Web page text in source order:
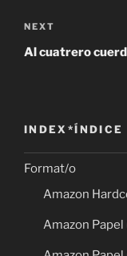
Next
Post
NEXT
Al cuatrero
INDEX*ÍNDICE
Format/o
Amazon
Amazon Papel